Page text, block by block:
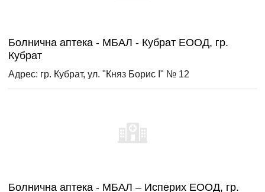
Болнична аптека - МБАЛ - Кубрат ЕООД, гр.
Кубрат
Адрес: гр. Кубрат, ул. "Княз Борис І" № 12
Болнична аптека - МБАЛ – Исперих ЕООД, гр.